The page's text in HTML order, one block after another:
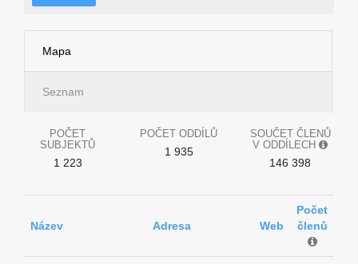
Mapa
Seznam
POČET
SUBJEKTŮ
1 223
POČET ODDÍLŮ
1 935
SOUČET ČLENŮ
V ODDÍLECH
146 398
Název Adresa Web
Počet
členů